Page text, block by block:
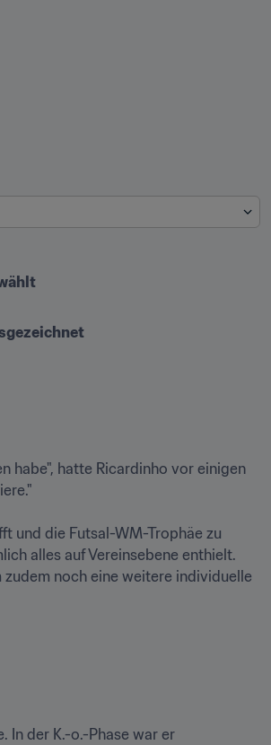
habe", hatte Ricardinho vor einigen
und die Futsal-WM-Trophäe zu
alles auf Vereinsebene enthielt.
noch eine weitere individuelle
In der K.-o.-Phase war er